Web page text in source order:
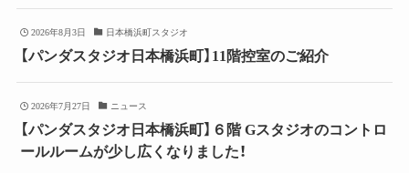
2026年8月3日 日本橋浜町スタジオ
【パンダスタジオ日本橋浜町】11階控室のご紹介
2026年7月27日 ニュース
【パンダスタジオ日本橋浜町】６階 Gスタジオのコントロ
ールルームが少し広くなりました！